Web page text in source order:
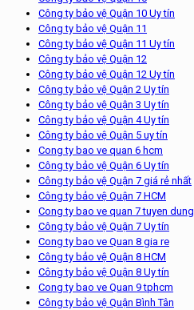
Công ty bảo vệ Quận 10 Uy tín
Công ty bảo vệ Quận 11
Công ty bảo vệ Quận 11 Uy tín
Công ty bảo vệ Quận 12
Công ty bảo vệ Quận 12 Uy tín
Công ty bảo vệ Quận 2 Uy tín
Công ty bảo vệ Quận 3 Uy tín
Công ty bảo vệ Quận 4 Uy tín
Công ty bảo vệ Quận 5 uy tín
Cong ty bao ve quan 6 hcm
Công ty bảo vệ Quận 6 Uy tín
Công ty bảo vệ Quận 7 giá rẻ nhất
Công ty bảo vệ Quận 7 HCM
Cong ty bao ve quan 7 tuyen dung
Công ty bảo vệ Quận 7 Uy tín
Cong ty bao ve Quan 8 gia re
Công ty bảo vệ Quận 8 HCM
Công ty bảo vệ Quận 8 Uy tín
Cong ty bao ve Quan 9 tphcm
Công ty bảo vệ Quận Bình Tân